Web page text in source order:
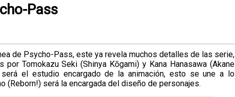
Pass
de Psycho-Pass, este ya revela muchos detalles de las serie,
Tomokazu Seki (Shinya Kōgami) y Kana Hanasawa (Akane
será el estudio encargado de la animación, esto se une a lo
(Reborn!) será la encargada del diseño de personajes.